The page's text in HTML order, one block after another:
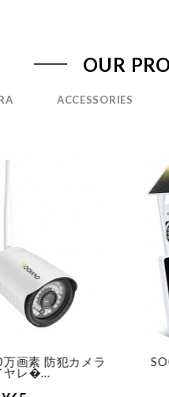
OUR
ACCESSORIES
防犯カメラ 屋外 ソー
ラー ワイ�...